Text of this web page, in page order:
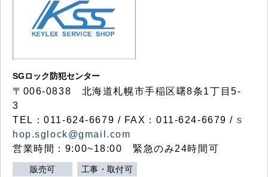
SGロック防犯センター
〒006-0838 北海道札幌市手稲区曙8条1丁目5-
3
TEL：011-624-6679 / FAX：011-624-6679 / s
hop.sglock@gmail.com
営業時間：9:00~18:00 緊急のみ24時間可
販売可 工事・取付可